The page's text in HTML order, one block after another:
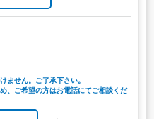
ません。ご了承下さい。
、ご希望の方はお電話にてご相談くだ